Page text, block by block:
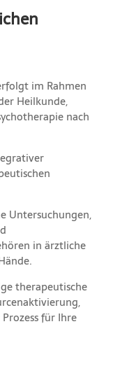
im Rahmen
Heilkunde,
nach
Untersuchungen,
in ärztliche
therapeutische
für Ihre